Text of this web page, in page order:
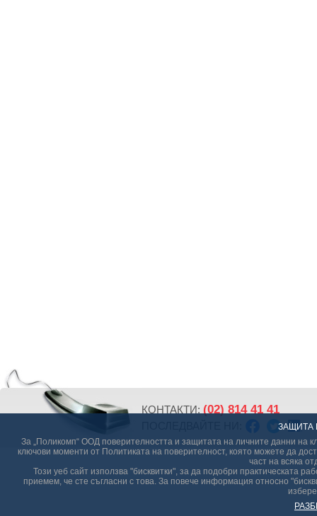
ЗАЩИТА
За „Поликомп“ ООД поверителността и защитата на личните данни на
ключови моменти от Политиката на поверителност, която можете да
част на всяка
Този уеб сайт използва "бисквитки", за да подобри практическата
приемем, че сте съгласни с това. За повече информация относно
КОНТАКТИ: (02) 814 41 41